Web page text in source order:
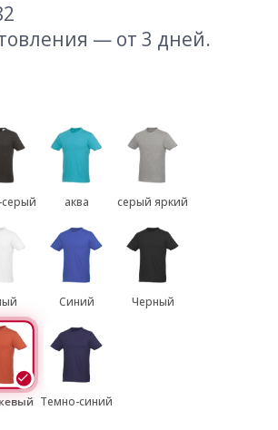
— от 3 дней.
аква серый яркий
Синий Черный
Темно-синий